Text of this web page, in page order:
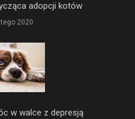
adopcji kotów
2020
w walce z depresją